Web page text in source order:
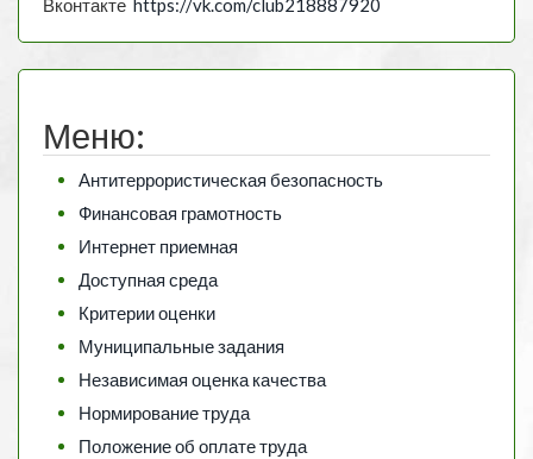
Вконтакте https://vk.com/club218887920
Меню:
Антитеррористическая безопасность
Финансовая грамотность
Интернет приемная
Доступная среда
Критерии оценки
Муниципальные задания
Независимая оценка качества
Нормирование труда
Положение об оплате труда